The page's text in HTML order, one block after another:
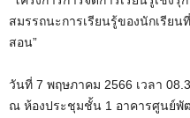
สมรรถนะการเรียนรู้ของนักเรีย
สอน”
วันที่ 7 พฤษภาคม 2566 เวลา
ณ ห้องประชุมชั้น 1 อาคารศูนย์